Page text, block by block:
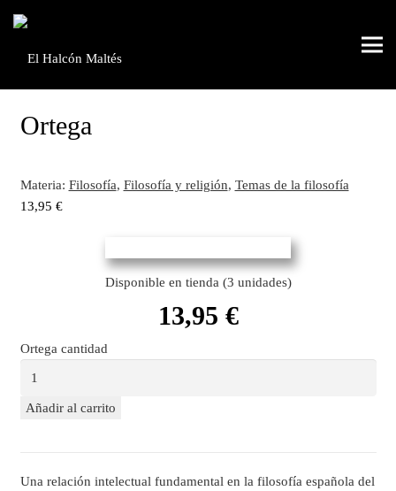
Ortega
Materia: Filosofía, Filosofía y religión, Temas de la filosofía
13,95 €
Disponible en tienda (3 unidades)
13,95 €
Ortega cantidad
Añadir al carrito
Una relación intelectual fundamental en la filosofía española del